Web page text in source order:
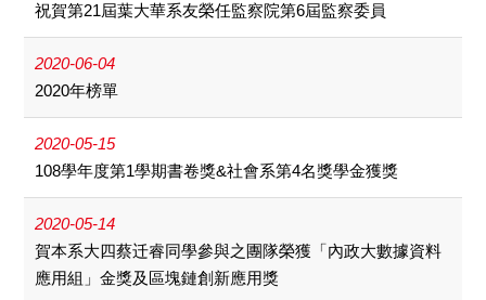
祝賀第21屆葉大華系友榮任監察院第6屆監察委員
2020-06-04
2020年榜單
2020-05-15
108學年度第1學期書卷獎&社會系第4名獎學金獲獎
2020-05-14
賀本系大四蔡迁睿同學參與之團隊榮獲「內政大數據資料
應用組」金獎及區塊鏈創新應用獎